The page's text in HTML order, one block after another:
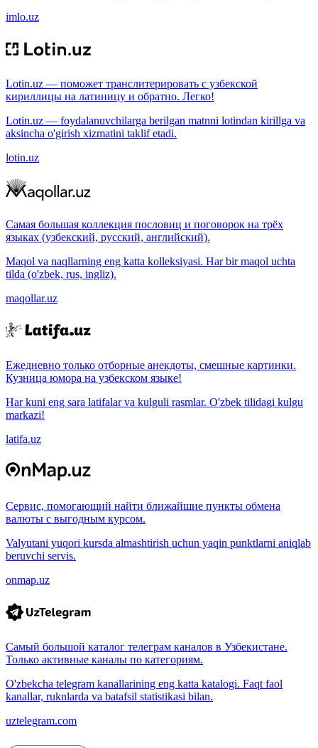
imlo.uz
Lotin.uz — поможет транслитерировать с узбекской
кириллицы на латиницу и обратно. Легко!
Lotin.uz — foydalanuvchilarga berilgan matnni lotindan kirillga va
aksincha o'girish xizmatini taklif etadi.
lotin.uz
Самая большая коллекция пословиц и поговорок на трёх
языках (узбекский, русский, английский).
Maqol va naqllarning eng katta kolleksiyasi. Har bir maqol uchta
tilda (o'zbek, rus, ingliz).
maqollar.uz
Ежедневно только отборные анекдоты, смешные картинки.
Кузница юмора на узбекском языке!
Har kuni eng sara latifalar va kulguli rasmlar. O'zbek tilidagi kulgu
markazi!
latifa.uz
Сервис, помогающий найти ближайшие пункты обмена
валюты с выгодным курсом.
Valyutani yuqori kursda almashtirish uchun yaqin punktlarni aniqlab
beruvchi servis.
onmap.uz
Самый большой каталог телеграм каналов в Узбекистане.
Только активные каналы по категориям.
O'zbekcha telegram kanallarining eng katta katalogi. Faqt faol
kanallar, ruknlarda va batafsil statistikasi bilan.
uztelegram.com